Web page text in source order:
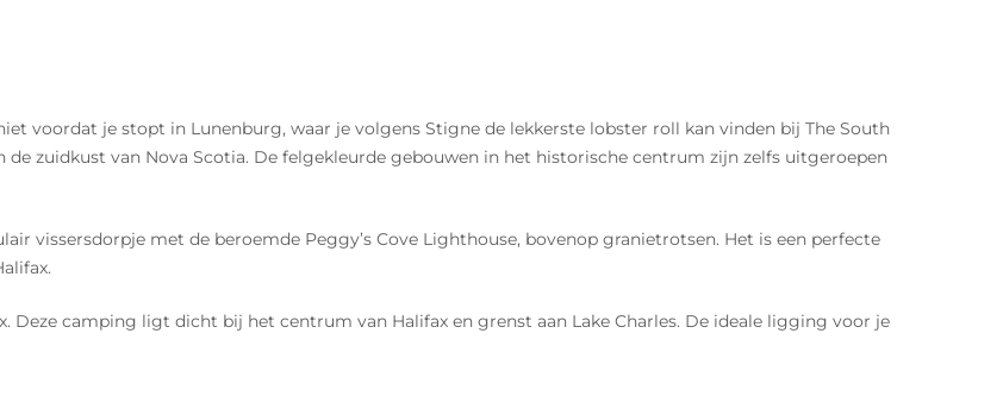
voordat je stopt in Lunenburg, waar je volgens Stigne de lekkerste lobster roll kan vinden bij The South
de zuidkust van Nova Scotia. De felgekleurde gebouwen in het historische centrum zijn zelfs uitgeroepen
vissersdorpje met de beroemde Peggy’s Cove Lighthouse, bovenop granietrotsen. Het is een perfecte
Deze camping ligt dicht bij het centrum van Halifax en grenst aan Lake Charles. De ideale ligging voor je